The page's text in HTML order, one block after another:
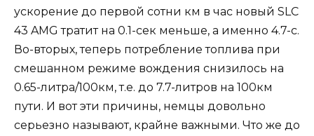
ускорение до первой сотни км в час новый SLC
43 AMG тратит на 0.1-сек меньше, а именно 4.7-с.
Во-вторых, теперь потребление топлива при
смешанном режиме вождения снизилось на
0.65-литра/100км, т.е. до 7.7-литров на 100км
пути. И вот эти причины, немцы довольно
серьезно называют, крайне важными. Что же до